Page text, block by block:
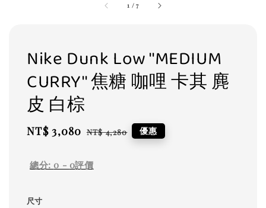
1 /7
Nike Dunk Low ''MEDIUM
CURRY'' 焦糖 咖哩 卡其 麂
皮 白棕
Sale
NT$ 3,080 Regular
NT$ 4,280 優惠
總分: 0 - 0評價
尺寸